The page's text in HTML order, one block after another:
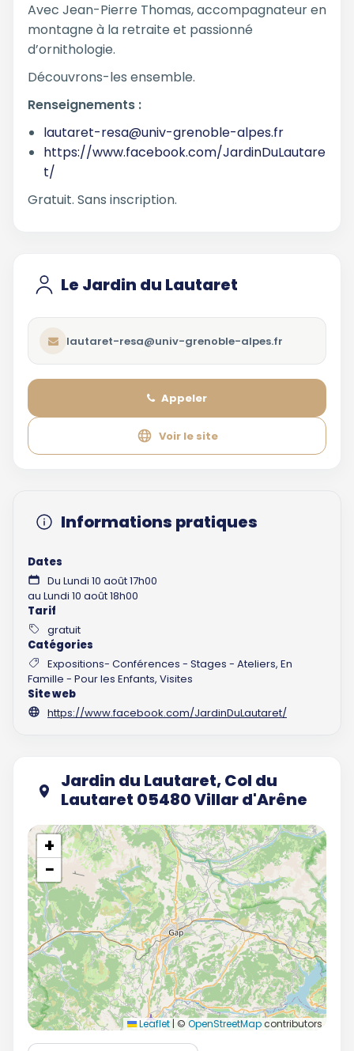
Avec Jean-Pierre Thomas, accompagnateur en
montagne à la retraite et passionné
d’ornithologie.
Découvrons-les ensemble.
Renseignements :
lautaret-resa@univ-grenoble-alpes.fr
https://www.facebook.com/JardinDuLautare
t/
Gratuit. Sans inscription.
Le Jardin du Lautaret
lautaret-resa@univ-grenoble-alpes.fr
Appeler
Voir le site
Informations pratiques
Dates
Du Lundi 10 août 17h00
au Lundi 10 août 18h00
Tarif
gratuit
Catégories
Expositions- Conférences - Stages - Ateliers, En
Famille - Pour les Enfants, Visites
Site web
https://www.facebook.com/JardinDuLautaret/
Jardin du Lautaret, Col du
Lautaret 05480 Villar d'Arêne
+
−
Leaflet | © OpenStreetMapcontributors